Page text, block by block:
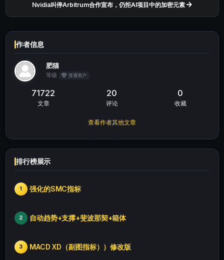
Nvidia叫停Arbitrum合作宣布，仍拒AI项目中的加密元素
作者信息
肥猫
等级 普通用户
71722
文章
20
评论
0
收藏
查看作者其他文章
排行榜展示
1 强化的SMC指标
2 自动趋势+支撑+斐波那契+箱体
3 MACD XD（副图指标））修改版